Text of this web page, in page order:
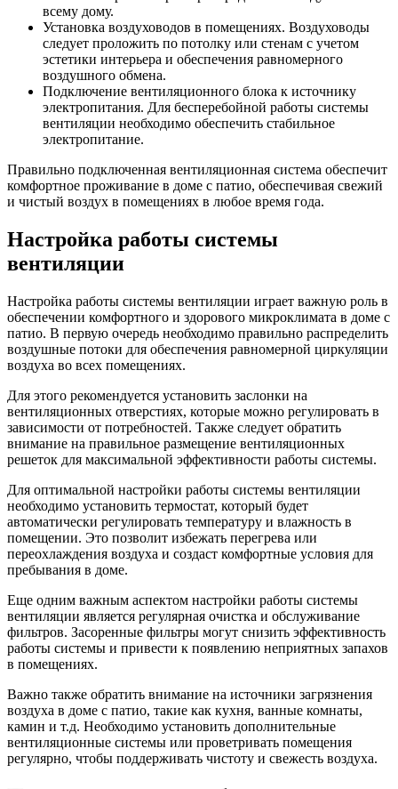
всему дому.
Установка воздуховодов в помещениях. Воздуховоды
следует проложить по потолку или стенам с учетом
эстетики интерьера и обеспечения равномерного
воздушного обмена.
Подключение вентиляционного блока к источнику
электропитания. Для бесперебойной работы системы
вентиляции необходимо обеспечить стабильное
электропитание.
Правильно подключенная вентиляционная система обеспечит
комфортное проживание в доме с патио, обеспечивая свежий
и чистый воздух в помещениях в любое время года.
Настройка работы системы
вентиляции
Настройка работы системы вентиляции играет важную роль в
обеспечении комфортного и здорового микроклимата в доме с
патио. В первую очередь необходимо правильно распределить
воздушные потоки для обеспечения равномерной циркуляции
воздуха во всех помещениях.
Для этого рекомендуется установить заслонки на
вентиляционных отверстиях, которые можно регулировать в
зависимости от потребностей. Также следует обратить
внимание на правильное размещение вентиляционных
решеток для максимальной эффективности работы системы.
Для оптимальной настройки работы системы вентиляции
необходимо установить термостат, который будет
автоматически регулировать температуру и влажность в
помещении. Это позволит избежать перегрева или
переохлаждения воздуха и создаст комфортные условия для
пребывания в доме.
Еще одним важным аспектом настройки работы системы
вентиляции является регулярная очистка и обслуживание
фильтров. Засоренные фильтры могут снизить эффективность
работы системы и привести к появлению неприятных запахов
в помещениях.
Важно также обратить внимание на источники загрязнения
воздуха в доме с патио, такие как кухня, ванные комнаты,
камин и т.д. Необходимо установить дополнительные
вентиляционные системы или проветривать помещения
регулярно, чтобы поддерживать чистоту и свежесть воздуха.